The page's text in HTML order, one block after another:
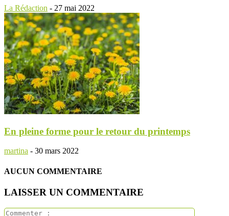
La Rédaction - 27 mai 2022
En pleine forme pour le retour du printemps
martina - 30 mars 2022
AUCUN COMMENTAIRE
LAISSER UN COMMENTAIRE